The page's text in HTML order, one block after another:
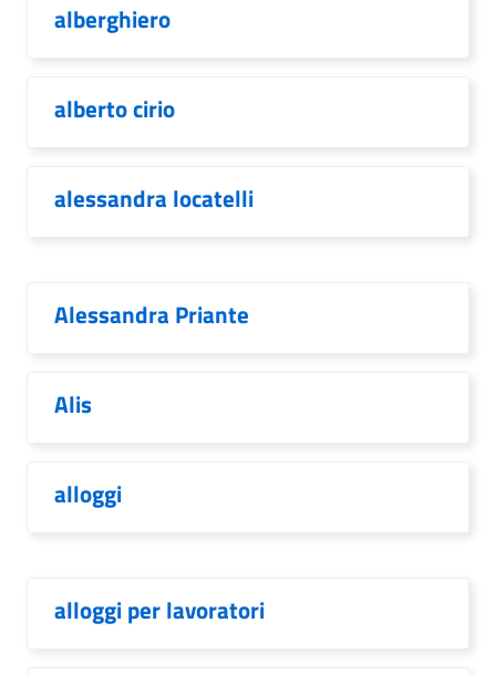
alberghiero
alberto cirio
alessandra locatelli
Alessandra Priante
Alis
alloggi
alloggi per lavoratori